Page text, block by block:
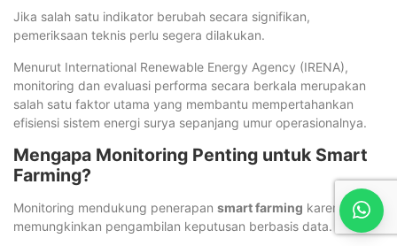
Jika salah satu indikator berubah secara signifikan,
pemeriksaan teknis perlu segera dilakukan.
Menurut International Renewable Energy Agency (IRENA),
monitoring dan evaluasi performa secara berkala merupakan
salah satu faktor utama yang membantu mempertahankan
efisiensi sistem energi surya sepanjang umur operasionalnya.
Mengapa Monitoring Penting untuk Smart
Farming?
Monitoring mendukung penerapan smart farming karena
memungkinkan pengambilan keputusan berbasis data.